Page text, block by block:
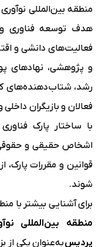
منطقه بین‌المللی
هدف توسعه فناوری و
فعالیت‌های دانشی و
و پژوهشی، نهادهای
رشد، شتاب‌دهنده‌های
فعالان و بازیگران
با ساختار پارک
اشخاص حقیقی و حقوقی
قوانین و مقررات پارک،
شوند.
برای آشنایی بیشتر با
منطقه بین‌المللی
پردیسبه‌عنوان یکی از